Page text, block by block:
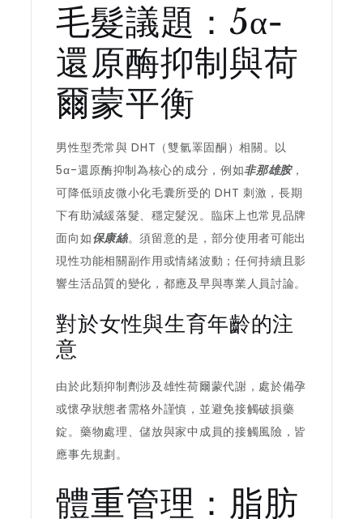
毛髮議題：5α-
還原酶抑制與荷
爾蒙平衡
男性型禿常與 DHT（雙氫睪固酮）相關。以
5α-還原酶抑制為核心的成分，例如非那雄胺，
可降低頭皮微小化毛囊所受的 DHT 刺激，長期
下有助減緩落髮、穩定髮況。臨床上也常見品牌
面向如保康絲。須留意的是，部分使用者可能出
現性功能相關副作用或情緒波動；任何持續且影
響生活品質的變化，都應及早與專業人員討論。
對於女性與生育年齡的注
意
由於此類抑制劑涉及雄性荷爾蒙代謝，處於備孕
或懷孕狀態者需格外謹慎，並避免接觸破損藥
錠。藥物處理、儲放與家中成員的接觸風險，皆
應事先規劃。
體重管理：脂肪